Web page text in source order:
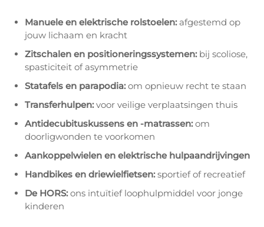
Manuele en elektrische rolstoelen:afgestemd op
jouw lichaam en kracht
Zitschalen en positioneringssystemen: bij scoliose,
spasticiteit of asymmetrie
Statafels en parapodia:om opnieuw recht te staan
Transferhulpen:voor veilige verplaatsingen thuis
Antidecubituskussens en -matrassen:om
doorligwonden te voorkomen
Aankoppelwielen en elektrische hulpaandrijvingen
Handbikes en driewielfietsen:sportief of recreatief
De HORS:ons intuïtief loophulpmiddel voor jonge
kinderen